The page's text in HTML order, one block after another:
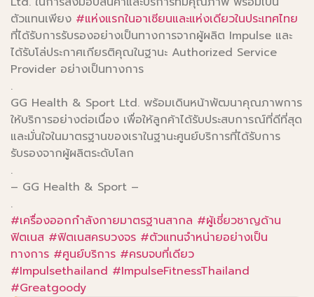
ตัวแทนเพียง #แห่งแรกในอาเซียนและแห่งเดียวในประเทศไทย
ที่ได้รับการรับรองอย่างเป็นทางการจากผู้ผลิต Impulse และ
ได้รับโล่ประกาศเกียรติคุณในฐานะ Authorized Service
Provider อย่างเป็นทางการ
.
GG Health & Sport Ltd. พร้อมเดินหน้าพัฒนาคุณภาพการ
ให้บริการอย่างต่อเนื่อง เพื่อให้ลูกค้าได้รับประสบการณ์ที่ดีที่สุด
และมั่นใจในมาตรฐานของเราในฐานะศูนย์บริการที่ได้รับการ
รับรองจากผู้ผลิตระดับโลก
.
– GG Health & Sport –
.
#เครื่องออกกำลังกายมาตรฐานสากล #ผู้เชี่ยวชาญด้าน
ฟิตเนส #ฟิตเนสครบวงจร #ตัวแทนจำหน่ายอย่างเป็น
ทางการ #ศูนย์บริการ #ครบจบที่เดียว
#Impulsethailand #ImpulseFitnessThailand
#Greatgoody